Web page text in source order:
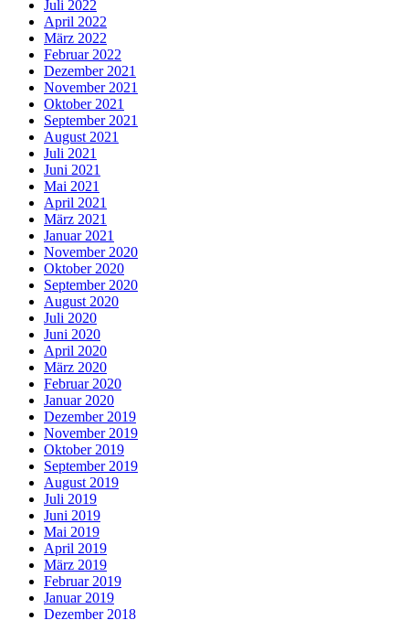
Juli 2022
April 2022
März 2022
Februar 2022
Dezember 2021
November 2021
Oktober 2021
September 2021
August 2021
Juli 2021
Juni 2021
Mai 2021
April 2021
März 2021
Januar 2021
November 2020
Oktober 2020
September 2020
August 2020
Juli 2020
Juni 2020
April 2020
März 2020
Februar 2020
Januar 2020
Dezember 2019
November 2019
Oktober 2019
September 2019
August 2019
Juli 2019
Juni 2019
Mai 2019
April 2019
März 2019
Februar 2019
Januar 2019
Dezember 2018